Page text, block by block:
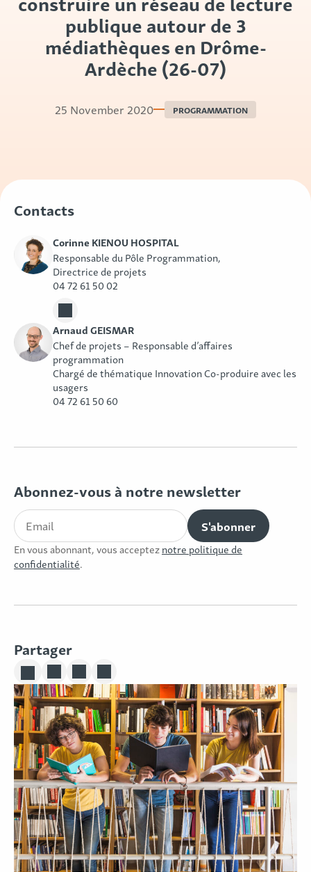
publique autour de 3
médiathèques en Drôme-
Ardèche (26-07)
25 November 2020 PROGRAMMATION
Contacts
Corinne KIENOU HOSPITAL
Responsable du Pôle Programmation,
Directrice de projets
04 72 61 50 02
Arnaud GEISMAR
Chef de projets – Responsable d’affaires
programmation
Chargé de thématique Innovation Co-produire avec les
usagers
04 72 61 50 60
Abonnez-vous à notre newsletter
En vous abonnant, vous acceptez notre politique de
confidentialité.
Partager
Partager sur Linkedin
Partager sur Twitter
Partager sur Facebook